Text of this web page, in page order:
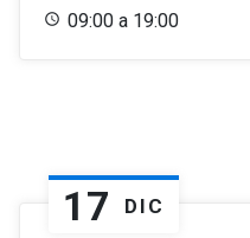
09:00 a 19:00
17 DIC